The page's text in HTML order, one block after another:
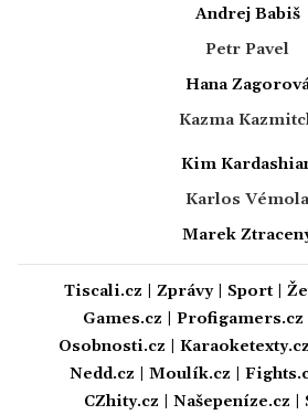
Andrej Babiš
Petr Pavel
Hana
Kazma
Kim
Karlos Vémola
Marek
Tiscali.cz Zprávy| Sport|
Games.cz
Profigamers.cz
Osobnosti.cz
Karaoketexty.cz
Nedd.cz
Moulík.cz
CZhity.cz
Našepeníze.cz